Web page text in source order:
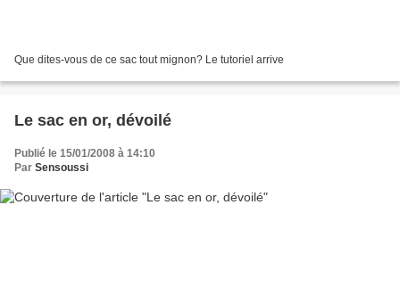
Que dites-vous de ce sac tout mignon? Le tutoriel arrive
Le sac en or, dévoilé
Publié le 15/01/2008 à 14:10
Par Sensoussi